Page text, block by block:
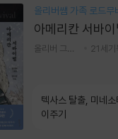
올리버쌤 가족 로드무
아메리칸 서바이
21세기
텍사스 탈출, 미네소
이주기